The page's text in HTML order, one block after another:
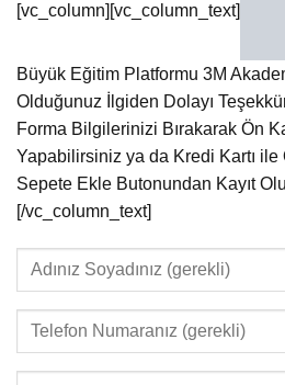
[vc_column][vc_column_text]
Büyük Eğitim Platformu 3M
Olduğunuz İlgiden Dolayı
Forma Bilgilerinizi Bırakarak Ön
Yapabilirsiniz ya da Kredi Kartı ile
Sepete Ekle Butonundan Kayıt
[/vc_column_text]